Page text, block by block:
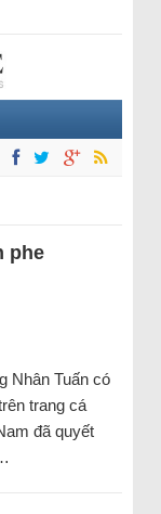
phe
Nhân Tuấn có
trang cá
đã quyết